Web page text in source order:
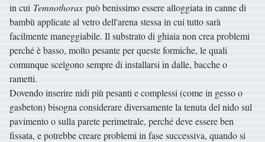
in cui Temnothorax può benissimo essere alloggiata in canne di
bambù applicate al vetro dell'arena stessa in cui tutto sarà
facilmente maneggiabile. Il substrato di ghiaia non crea problemi
perché è basso, molto pesante per queste formiche, le quali
comunque scelgono sempre di installarsi in dalle, bacche o
rametti.
Dovendo inserire nidi più pesanti e complessi (come in gesso o
gasbeton) bisogna considerare diversamente la tenuta del nido sul
pavimento o sulla parete perimetrale, perché deve essere ben
fissata, e potrebbe creare problemi in fase successiva, quando si